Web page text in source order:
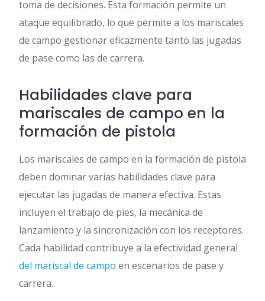
toma de decisiones. Esta formación permite un
ataque equilibrado, lo que permite a los mariscales
de campo gestionar eficazmente tanto las jugadas
de pase como las de carrera.
Habilidades clave para
mariscales de campo en la
formación de pistola
Los mariscales de campo en la formación de pistola
deben dominar varias habilidades clave para
ejecutar las jugadas de manera efectiva. Estas
incluyen el trabajo de pies, la mecánica de
lanzamiento y la sincronización con los receptores.
Cada habilidad contribuye a la efectividad general
del mariscal de campo en escenarios de pase y
carrera.